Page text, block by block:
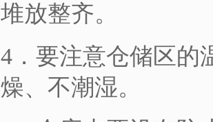
堆放整齐。
4．要注意仓储区的
燥、不潮湿。